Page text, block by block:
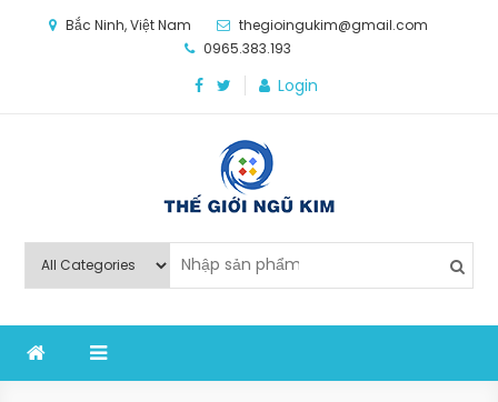
Bắc Ninh, Việt Nam
thegioingukim@gmail.com
0965.383.193
Login
Thế Giới Ngũ Kim
nghiệp sản xuất